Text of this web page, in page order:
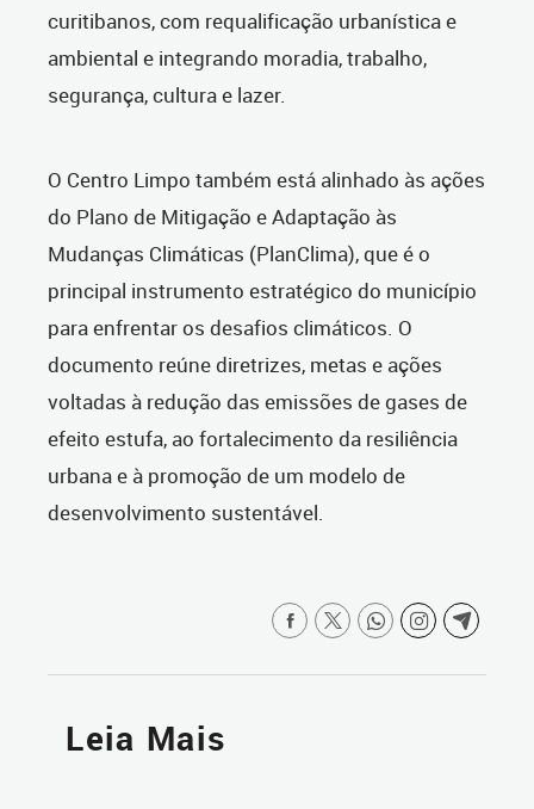
curitibanos, com requalificação urbanística e
ambiental e integrando moradia, trabalho,
segurança, cultura e lazer.
O Centro Limpo também está alinhado às ações
do Plano de Mitigação e Adaptação às
Mudanças Climáticas (PlanClima), que é o
principal instrumento estratégico do município
para enfrentar os desafios climáticos. O
documento reúne diretrizes, metas e ações
voltadas à redução das emissões de gases de
efeito estufa, ao fortalecimento da resiliência
urbana e à promoção de um modelo de
desenvolvimento sustentável.
Leia Mais